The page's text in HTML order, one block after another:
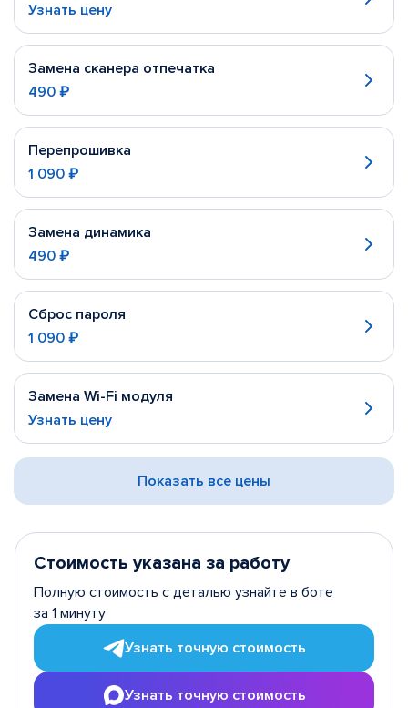
Узнать цену
Замена сканера отпечатка
490 ₽
Перепрошивка
1 090 ₽
Замена динамика
490 ₽
Сброс пароля
1 090 ₽
Замена Wi-Fi модуля
Узнать цену
Показать все цены
Стоимость указана за работу
Полную стоимость с деталью узнайте в боте
за 1 минуту
Узнать точную стоимость
Узнать точную стоимость